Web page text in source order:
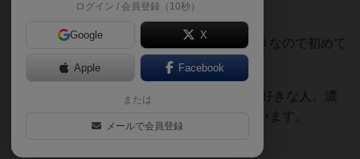
自分が好きなゲームの1つです。
リソース管理やデッキ構築系のゲームが好きなので初めて
プレイした時からハマりました。
絵柄もMagic The Gatheringのような絵柄が好きな人、濃
いめの絵が好きな人には馴染みやすいと思います。
ログイン / 会員登録（10秒）
Google X
Apple Facebook
または
メールで会員登録